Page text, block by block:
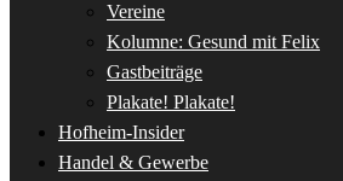
Vereine
Kolumne: Gesund mit Felix
Gastbeiträge
Plakate! Plakate!
Hofheim-Insider
Handel & Gewerbe